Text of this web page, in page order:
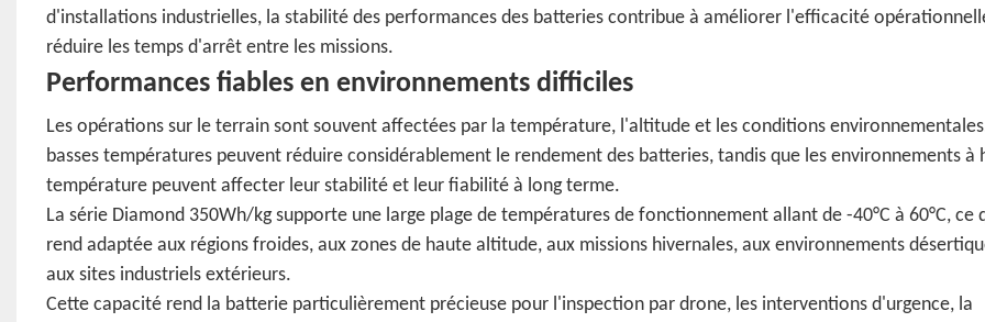
d'installations industrielles, la stabilité des performances des batteries contribue à améliorer l'efficacité
réduire les temps d'arrêt entre les missions.
Performances fiables en environnements difficiles
Les opérations sur le terrain sont souvent affectées par la température, l'altitude et les conditions
basses températures peuvent réduire considérablement le rendement des batteries, tandis que les environnements à
température peuvent affecter leur stabilité et leur fiabilité à long terme.
La série Diamond 350Wh/kg supporte une large plage de températures de fonctionnement allant de -40°C à 60°C, ce
rend adaptée aux régions froides, aux zones de haute altitude, aux missions hivernales, aux environnements
aux sites industriels extérieurs.
Cette capacité rend la batterie particulièrement précieuse pour l'inspection par drone, les interventions d'urgence, la